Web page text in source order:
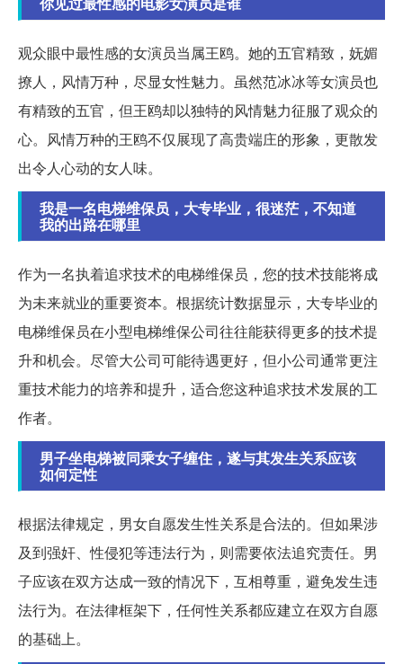
观众眼中最性感的女演员当属王鸥。她的五官精致，妩媚
撩人，风情万种，尽显女性魅力。虽然范冰冰等女演员也
有精致的五官，但王鸥却以独特的风情魅力征服了观众的
心。风情万种的王鸥不仅展现了高贵端庄的形象，更散发
出令人心动的女人味。
我是一名电梯维保员，大专毕业，很迷茫，不知道
我的出路在哪里
作为一名执着追求技术的电梯维保员，您的技术技能将成
为未来就业的重要资本。根据统计数据显示，大专毕业的
电梯维保员在小型电梯维保公司往往能获得更多的技术提
升和机会。尽管大公司可能待遇更好，但小公司通常更注
重技术能力的培养和提升，适合您这种追求技术发展的工
作者。
男子坐电梯被同乘女子缠住，遂与其发生关系应该
如何定性
根据法律规定，男女自愿发生性关系是合法的。但如果涉
及到强奸、性侵犯等违法行为，则需要依法追究责任。男
子应该在双方达成一致的情况下，互相尊重，避免发生违
法行为。在法律框架下，任何性关系都应建立在双方自愿
的基础上。